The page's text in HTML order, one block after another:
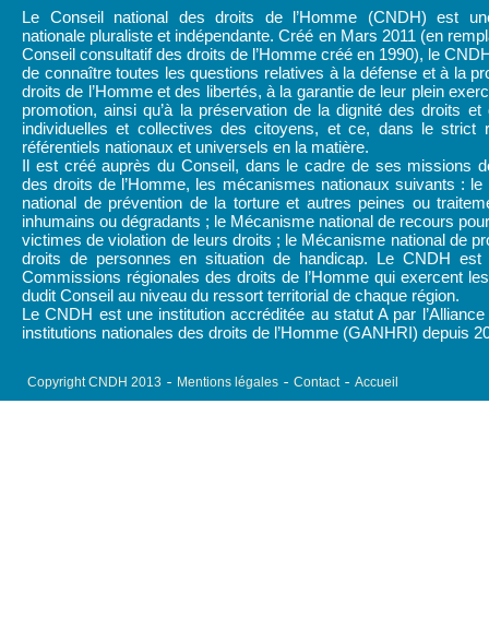
Le Conseil national des droits de l’Homme (CNDH) est
nationale pluraliste et indépendante. Créé en Mars 2011 (en
Conseil consultatif des droits de l’Homme créé en 1990), le
de connaître toutes les questions relatives à la défense et à la
droits de l’Homme et des libertés, à la garantie de leur plein
promotion, ainsi qu’à la préservation de la dignité des droits et
individuelles et collectives des citoyens, et ce, dans le strict
référentiels nationaux et universels en la matière.
Il est créé auprès du Conseil, dans le cadre de ses missions
des droits de l’Homme, les mécanismes nationaux suivants : le
national de prévention de la torture et autres peines ou
inhumains ou dégradants ; le Mécanisme national de recours
victimes de violation de leurs droits ; le Mécanisme national de
droits de personnes en situation de handicap. Le CNDH est
Commissions régionales des droits de l’Homme qui exercent
dudit Conseil au niveau du ressort territorial de chaque région.
Le CNDH est une institution accréditée au statut A par
institutions nationales des droits de l’Homme (GANHRI) depuis
Copyright CNDH 2013 Mentions légales Contact Accueil